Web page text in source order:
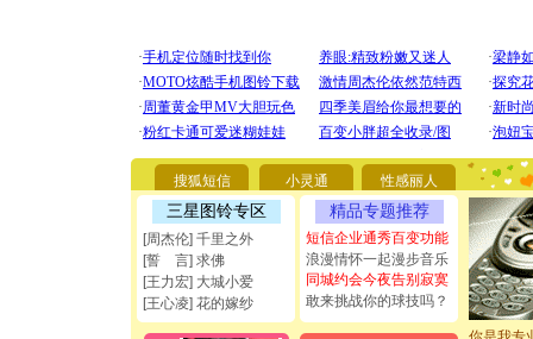
搜狐短信 小灵通 性感丽人
三星图铃专区
[周杰伦] 千里之外
[誓 言] 求佛
[王力宏] 大城小爱
[王心凌] 花的嫁纱
精品专题推荐
短信企业通秀百变功能
浪漫情怀一起漫步音乐
同城约会今夜告别寂寞
敢来挑战你的球技吗？
[圣诞节]
要平安！
[圣诞节]
能正大
都要快乐
[圣诞节]
如意,快
[元旦]看
断电。爱
你是我专